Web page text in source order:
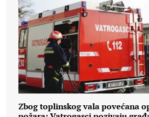
Zbog toplinskog vala povećana